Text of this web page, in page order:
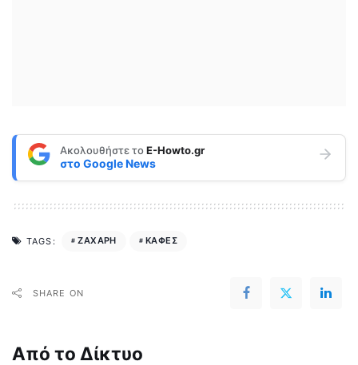
Ακολουθήστε τοE-Howto.gr
στο Google News
TAGS: ΖΑΧΑΡΗ ΚΑΦΕΣ
SHARE ON
Από το Δίκτυο